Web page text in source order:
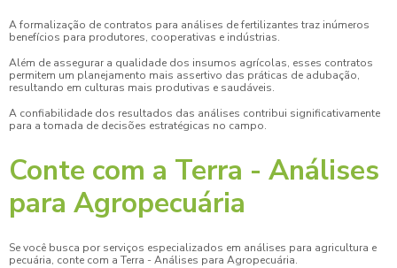
A formalização de contratos para análises de fertilizantes traz inúmeros
benefícios para produtores, cooperativas e indústrias.
Além de assegurar a qualidade dos insumos agrícolas, esses contratos
permitem um planejamento mais assertivo das práticas de adubação,
resultando em culturas mais produtivas e saudáveis.
A confiabilidade dos resultados das análises contribui significativamente
para a tomada de decisões estratégicas no campo.
Conte com a Terra - Análises
para Agropecuária
Se você busca por serviços especializados em análises para agricultura e
pecuária, conte com a Terra - Análises para Agropecuária.